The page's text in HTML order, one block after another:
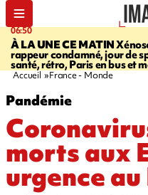
06:50
À LA UNE CE MATIN
rappeur condamné, jour de
santé, rétro, Paris en bus et
Accueil France - Monde
Pandémie
morts aux
urgence